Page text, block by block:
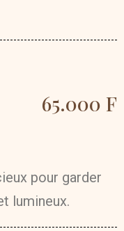
65.000 F
pour garder
lumineux.